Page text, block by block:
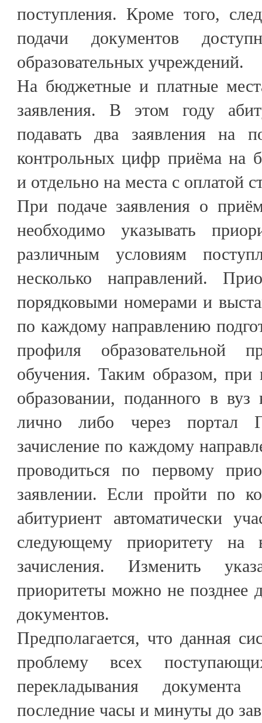
поступления. Кроме того,
подачи документов
образовательных учреждений.
На бюджетные и платные
заявления. В этом году
подавать два заявления на
контрольных цифр приёма на
и отдельно на места с оплатой
При подаче заявления о
необходимо указывать
различным условиям
несколько направлений.
порядковыми номерами и
по каждому направлению
профиля образовательной
обучения. Таким образом, при
образовании, поданного в
лично либо через портал
зачисление по каждому
проводиться по первому
заявлении. Если пройти по
абитуриент автоматически
следующему приоритету на
зачисления. Изменить
приоритеты можно не позднее
документов.
Предполагается, что данная
проблему всех
перекладывания
последние часы и минуты до